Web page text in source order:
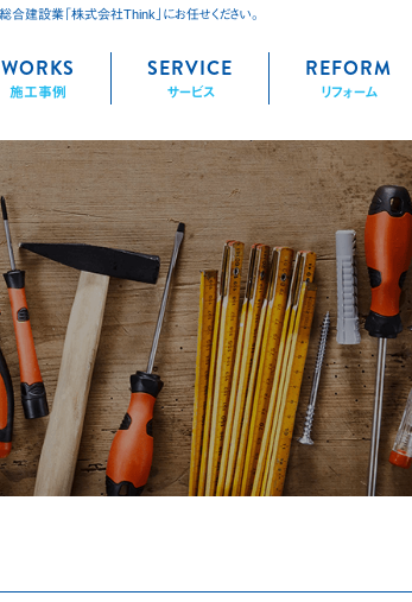
合建設業「株式会社Think」にお任せください。
WORKS
施工事例
SERVICE
サービス
REFORM
リフォーム